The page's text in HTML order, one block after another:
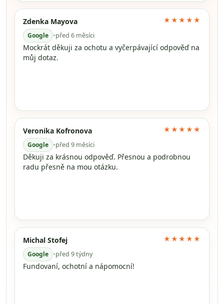
Zdenka Mayova
Google •před 6 měsíci
★★★★★
Mockrát děkuji za ochotu a vyčerpávající odpověď na
můj dotaz.
Veronika Kofronova
Google •před 9 měsíci
★★★★★
Děkuji za krásnou odpověď. Přesnou a podrobnou
radu přesně na mou otázku.
Michal Stofej
Google •před 9 týdny
★★★★★
Fundovaní, ochotní a nápomocní!